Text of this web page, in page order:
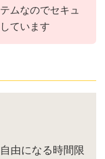
ムなのでセキュ
ています
由になる時間限